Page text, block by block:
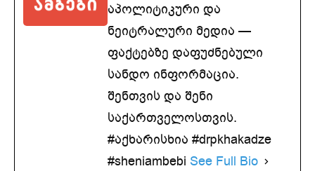
აპოლიტიკური და
ნეიტრალური მედია —
ფაქტებზე დაფუძნებული
სანდო ინფორმაცია.
შენთვის და შენი
საქართველოსთვის.
#აქხარისხია #drpkhakadze
#sheniambebi See Full Bio